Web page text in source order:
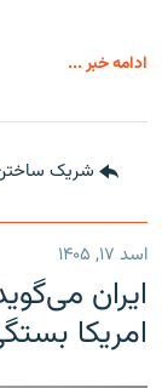
ادامه خبر ...
شریک
اسد ۱۷, ۱۴۰۵
ایران
امریکا